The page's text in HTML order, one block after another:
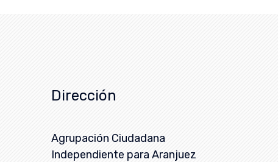
Dirección
Agrupación Ciudadana
Independiente para Aranjuez